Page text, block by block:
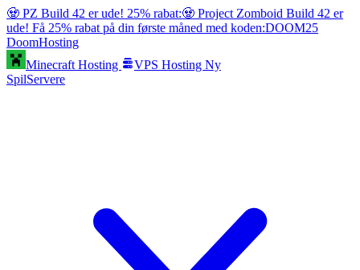
🧟 PZ Build 42 er ude! 25% rabat:🧟 Project Zomboid Build 42 er
ude! Få 25% rabat på din første måned med koden:DOOM25
DoomHosting
Minecraft Hosting
VPS Hosting Ny
SpilServere